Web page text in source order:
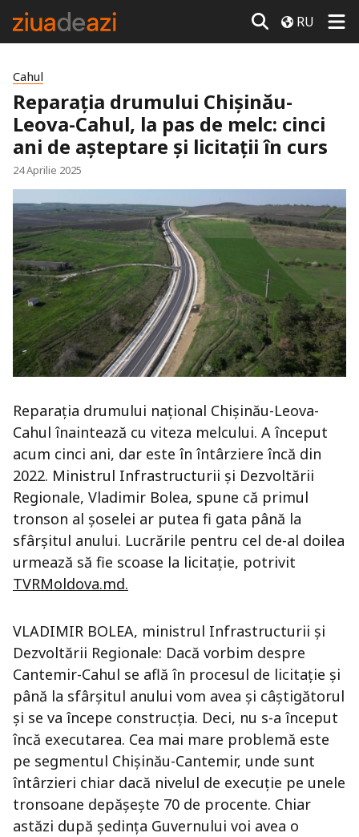
RU
Cahul
Reparația drumului Chişinău-
Leova-Cahul, la pas de melc: cinci
ani de așteptare și licitații în curs
24 Aprilie 2025
Reparaţia drumului naţional Chişinău-Leova-
Cahul înaintează cu viteza melcului. A început
acum cinci ani, dar este în întârziere încă din
2022. Ministrul Infrastructurii şi Dezvoltării
Regionale, Vladimir Bolea, spune că primul
tronson al şoselei ar putea fi gata până la
sfârşitul anului. Lucrările pentru cel de-al doilea
urmează să fie scoase la licitaţie, potrivit
TVRMoldova.md.
VLADIMIR BOLEA, ministrul Infrastructurii și
Dezvoltării Regionale: Dacă vorbim despre
Cantemir-Cahul se află în procesul de licitaţie şi
până la sfârşitul anului vom avea şi câştigătorul
şi se va începe construcția. Deci, nu s-a început
încă executarea. Cea mai mare problemă este
pe segmentul Chişinău-Cantemir, unde sunt
întârzieri chiar dacă nivelul de execuţie pe unele
tronsoane depăşeşte 70 de procente. Chiar
astăzi după şedinţa Guvernului voi avea o